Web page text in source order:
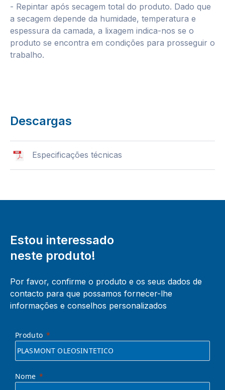
- Repintar após secagem total do produto. Dado que
a secagem depende da humidade, temperatura e
espessura da camada, a lixagem indica-nos se o
produto se encontra em condições para prosseguir o
trabalho.
Descargas
Especificações técnicas
Estou interessado
neste produto!
Por favor, confirme o produto e os seus dados de
contacto para que possamos fornecer-lhe
informações e conselhos personalizados
Produto
Nome